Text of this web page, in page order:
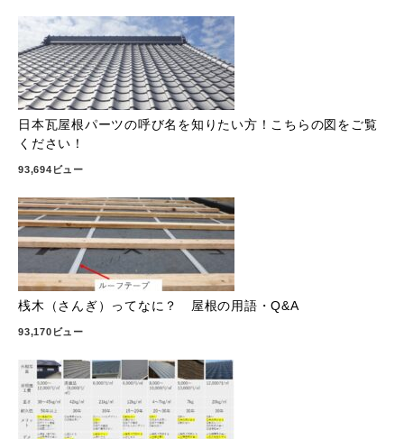
日本瓦屋根パーツの呼び名を知りたい方！こちらの図をご覧
ください！
93,694ビュー
桟木（さんぎ）ってなに？ 屋根の用語・Q&A
93,170ビュー